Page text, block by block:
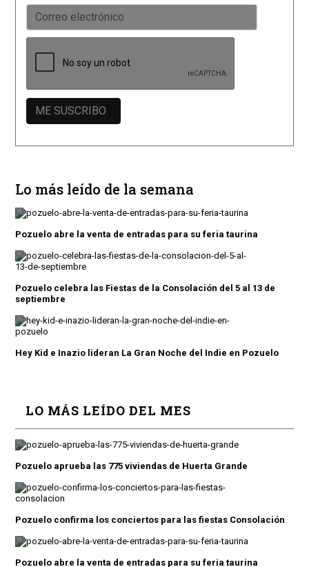
Lo más leído de la semana
Pozuelo abre la venta de entradas para su feria taurina
Pozuelo celebra las Fiestas de la Consolación del 5 al 13 de
septiembre
Hey Kid e Inazio lideran La Gran Noche del Indie en Pozuelo
LO MÁS LEÍDO DEL MES
Pozuelo aprueba las 775 viviendas de Huerta Grande
Pozuelo confirma los conciertos para las fiestas Consolación
Pozuelo abre la venta de entradas para su feria taurina